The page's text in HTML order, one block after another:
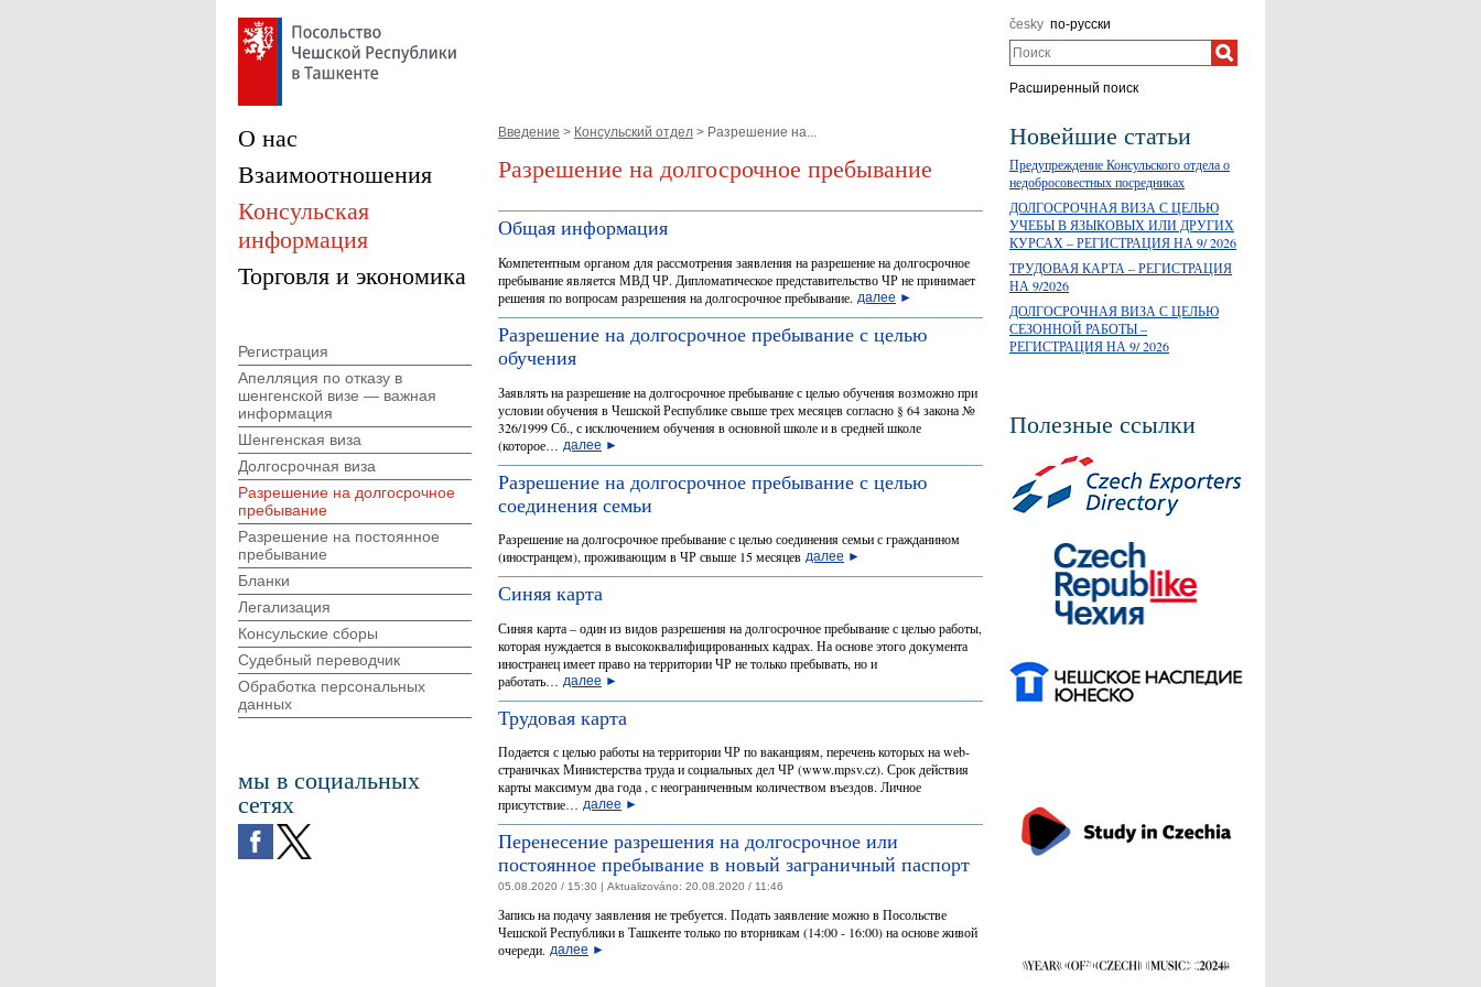
česky по-русски
Поиск
Расширенный поиск
Введение > Консульский отдел > Разрешение на...
Разрешение на долгосрочное пребывание
Общая информация
Компетентным органом для рассмотрения заявления на разрешение на долгосрочное
пребывание является МВД ЧР. Дипломатическое представительство ЧР не принимает
решения по вопросам разрешения на долгосрочное пребывание. далее ►
Разрешение на долгосрочное пребывание с целью
обучения
Заявлять на разрешение на долгосрочное пребывание с целью обучения возможно при
условии обучения в Чешской Республике свыше трех месяцев согласно § 64 закона №
326/1999 Сб., с исключением обучения в основной школе и в средней школе
(которое… далее ►
Разрешение на долгосрочное пребывание с целью
соединения семьи
Разрешение на долгосрочнoе пребывание с целью соединения семьи с гражданином
(иностранцем), проживающим в ЧР свыше 15 месяцев далее ►
Синяя карта
Синяя карта – один из видов разрешения на долгосрочное пребывание с целью работы,
которая нуждается в высококвалифицированных кадрах. На основе этого документа
иностранец имеет право на территории ЧР не только пребывать, но и
работать… далее ►
Трудовая карта
Подается с целью работы на территории ЧР по ваканциям, перечень которых на wеb-
страничках Министерства труда и социальных дел ЧР (www.mpsv.cz). Срок действия
карты максимум два года , с неограниченным количеством въездов. Личное
присутствие… далее ►
Перенесение разрешения на долгосрочное или
постоянное пребывание в новый заграничный паспорт
05.08.2020 / 15:30 | Aktualizováno: 20.08.2020 / 11:46
Запись на подачу заявления не требуется. Подать заявление можно в Посольстве
Чешской Республики в Ташкенте только по вторникам (14:00 - 16:00) на основе живой
очереди. далее ►
О нас
Взаимоотношения
Консульская
информация
Торговля и экономика
Регистрация
Апелляция по отказу в
шенгенской визе — важная
информация
Шенгенская виза
Долгосрочная виза
Разрешение на долгосрочное
пребывание
Разрешение на постоянное
пребывание
Бланки
Легализация
Консульские сборы
Судебный переводчик
Обработка персональных
данных
мы в социальных
сетях
Новейшие статьи
Предупреждение Консульского отдела о
недобросовестных посредниках
ДОЛГОСРОЧНАЯ ВИЗА С ЦЕЛЬЮ
УЧЕБЫ В ЯЗЫКОВЫХ ИЛИ ДРУГИХ
КУРСАХ – РЕГИСТРАЦИЯ НА 9/ 2026
ТРУДОВАЯ КАРТА – РЕГИСТРАЦИЯ
НА 9/2026
ДОЛГОСРОЧНАЯ ВИЗА С ЦЕЛЬЮ
СЕЗОННОЙ РАБОТЫ –
РЕГИСТРАЦИЯ НА 9/ 2026
Полезные ссылки